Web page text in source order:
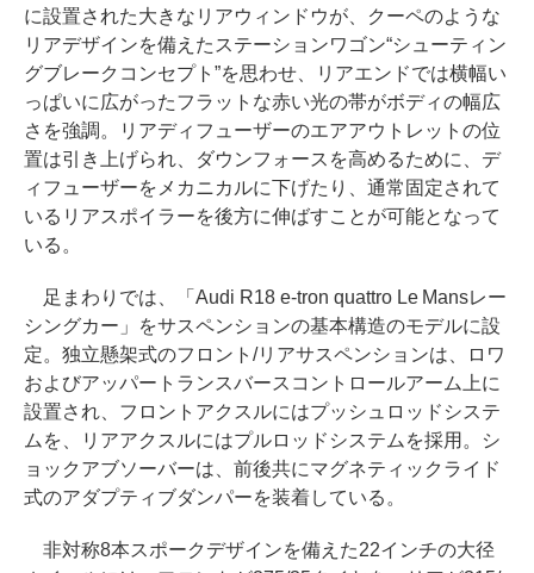
に設置された大きなリアウィンドウが、クーペのような
リアデザインを備えたステーションワゴン“シューティン
グブレークコンセプト”を思わせ、リアエンドでは横幅い
っぱいに広がったフラットな赤い光の帯がボディの幅広
さを強調。リアディフューザーのエアアウトレットの位
置は引き上げられ、ダウンフォースを高めるために、デ
ィフューザーをメカニカルに下げたり、通常固定されて
いるリアスポイラーを後方に伸ばすことが可能となって
いる。
足まわりでは、「Audi R18 e-tron quattro Le Mansレー
シングカー」をサスペンションの基本構造のモデルに設
定。独立懸架式のフロント/リアサスペンションは、ロワ
およびアッパートランスバースコントロールアーム上に
設置され、フロントアクスルにはプッシュロッドシステ
ムを、リアアクスルにはプルロッドシステムを採用。シ
ョックアブソーバーは、前後共にマグネティックライド
式のアダプティブダンパーを装着している。
非対称8本スポークデザインを備えた22インチの大径